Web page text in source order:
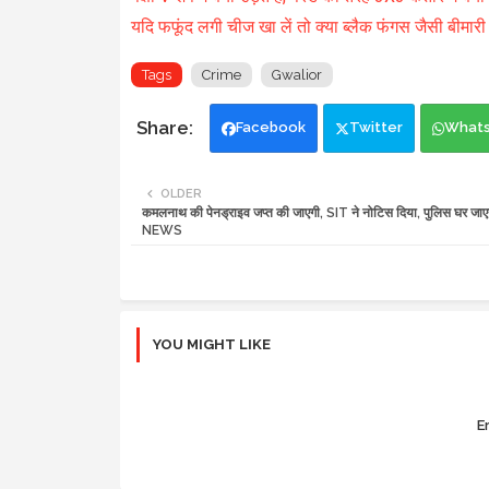
यदि फफूंद लगी चीज खा लें तो क्या ब्लैक फंगस जैसी
Tags Crime Gwalior
Facebook Twitter
OLDER
कमलनाथ की पेनड्राइव जप्त की जाएगी, SIT ने नोटिस दिया, पुलिस घर
NEWS
YOU MIGHT LIKE